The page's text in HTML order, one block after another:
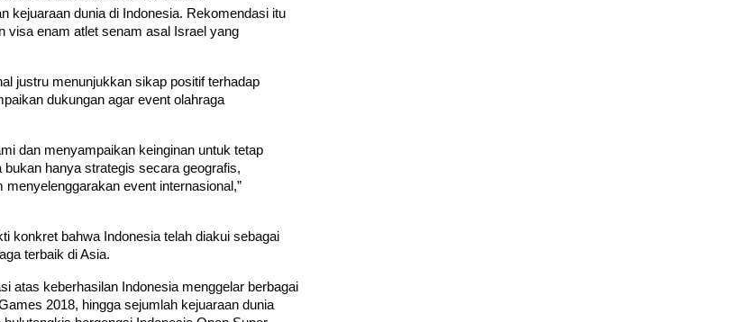
kejuaraan dunia di Indonesia. Rekomendasi itu
visa enam atlet senam asal Israel yang
justru menunjukkan sikap positif terhadap
dukungan agar event olahraga
dan menyampaikan keinginan untuk tetap
hanya strategis secara geografis,
event internasional,”
konkret bahwa Indonesia telah diakui sebagai
terbaik di Asia.
atas keberhasilan Indonesia menggelar berbagai
2018, hingga sejumlah kejuaraan dunia